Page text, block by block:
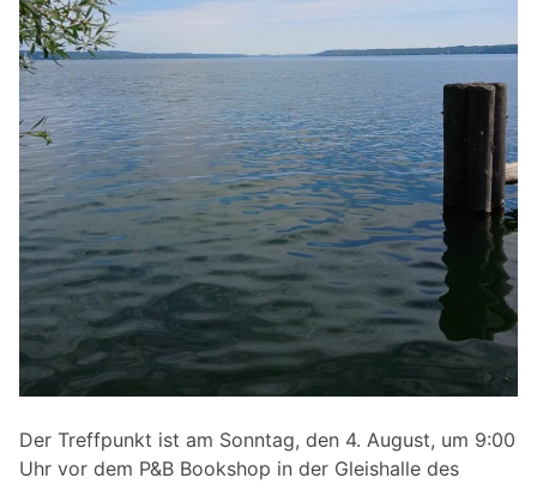
Der Treffpunkt ist am Sonntag, den 4. August, um 9:00
Uhr vor dem P&B Bookshop in der Gleishalle des